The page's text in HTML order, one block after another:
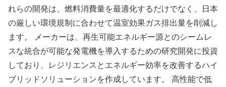
れらの開発は、燃料消費量を最適化するだけでなく、日本
の厳しい環境規制に合わせて温室効果ガス排出量を削減し
ます。 メーカーは、再生可能エネルギー源とのシームレ
スな統合が可能な発電機を導入するための研究開発に投資
しており、レジリエンスとエネルギー効率を改善するハイ
ブリッドソリューションを作成しています。 高性能で低